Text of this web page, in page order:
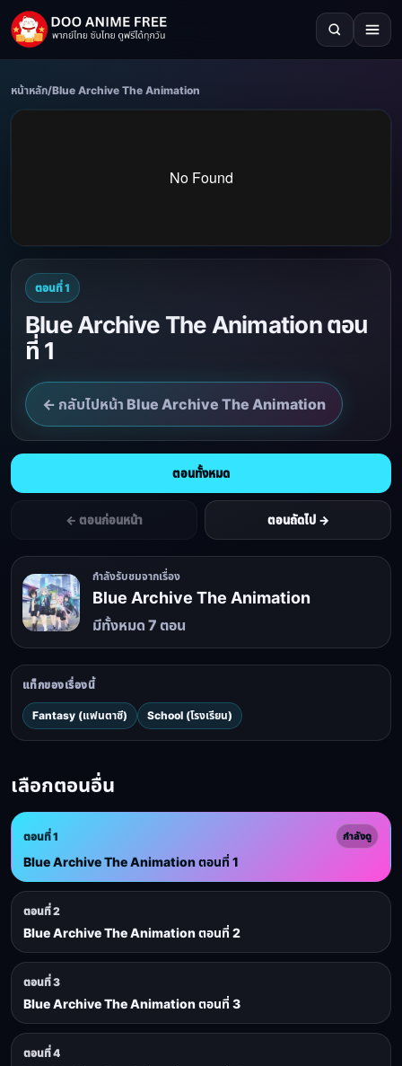
หน้าหลัก/Blue Archive The Animation
ตอนที่ 1
Blue Archive The Animation ตอน
ที่ 1
← กลับไปหน้า Blue Archive The Animation
← ตอนก่อนหน้า
ตอนทั้งหมด
ตอนถัดไป →
กำลังรับชมจากเรื่อง
Blue Archive The Animation
มีทั้งหมด 7 ตอน
แท็กของเรื่องนี้
Fantasy (แฟนตาซี) School (โรงเรียน)
เลือกตอนอื่น
ตอนที่ 1 กำลังดู
Blue Archive The Animation ตอนที่ 1
ตอนที่ 2
Blue Archive The Animation ตอนที่ 2
ตอนที่ 3
Blue Archive The Animation ตอนที่ 3
ตอนที่ 4